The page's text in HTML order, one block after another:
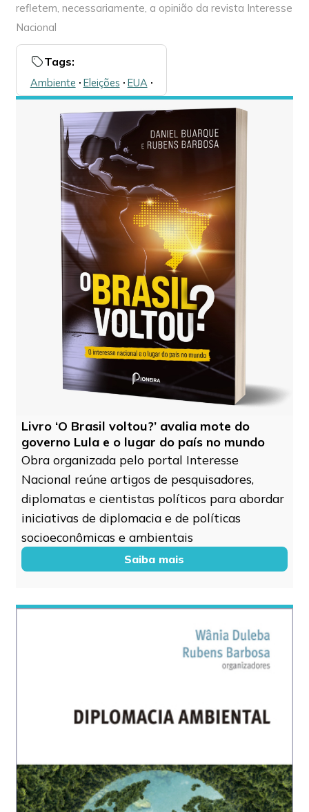
refletem, necessariamente, a opinião da revista Interesse
Nacional
Tags:
Ambiente 🞌 Eleições 🞌 EUA 🞌
Livro ‘O Brasil voltou?’ avalia mote do
governo Lula e o lugar do país no mundo
Obra organizada pelo portal Interesse
Nacional reúne artigos de pesquisadores,
diplomatas e cientistas políticos para abordar
iniciativas de diplomacia e de políticas
socioeconômicas e ambientais
Saiba mais